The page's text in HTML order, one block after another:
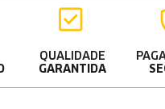
QUALIDADE
GARANTIDA